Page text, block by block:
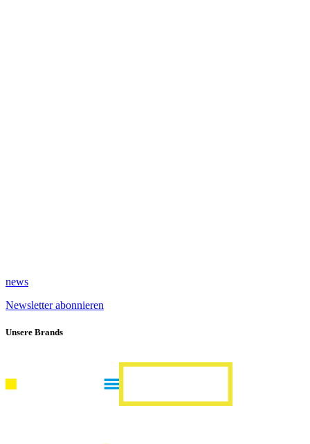
news
Newsletter abonnieren
Unsere Brands